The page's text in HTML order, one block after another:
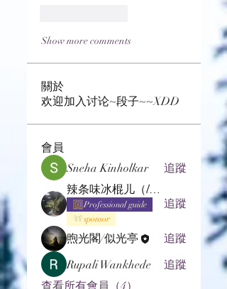
Show more comments
關於
欢迎加入讨论~段子~~XDD
會員
Sneha Kinholkar
追蹤
辣条味冰棍儿（lof别玩了要氪金的）
Professional guide
sponsor
追蹤
煦光閣/似光亭
追蹤
Rupali Wankhede
追蹤
查看所有會員（4）